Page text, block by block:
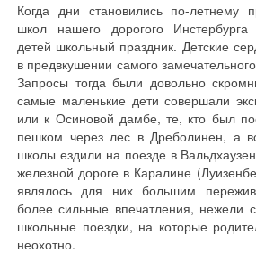
Когда дни становились по-летнему
школ нашего дорогого Инстербурга
детей школьный праздник. Детские
в предвкушении самого
Запросы тогда были довольно
самые маленькие дети совершали
или к Осиновой дамбе, те, кто был
пешком через лес в Дреболинен, а
школы ездили на поезде в
железной дороге в Каралине
являлось для них большим
более сильные впечатления, нежели
школьные поездки, на которые
неохотно.